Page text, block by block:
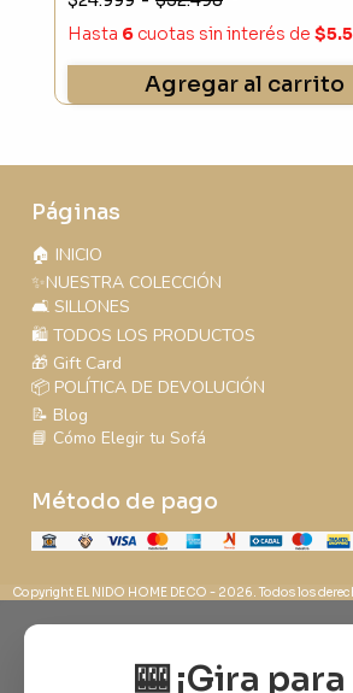
Hasta 6 cuotas sin interés de
Agregar al carrito
Páginas
🏠 INICIO
✨NUESTRA COLECCIÓN
🛋️ SILLONES
🛍️ TODOS LOS PRODUCTOS
🎁 Gift Card
📦 POLÍTICA DE DEVOLUCIÓN
📝 Blog
📘 Cómo Elegir tu Sofá
Método de pago
Copyright EL NIDO HOME DECO - 2026. Todos los
🎰 ¡Gira